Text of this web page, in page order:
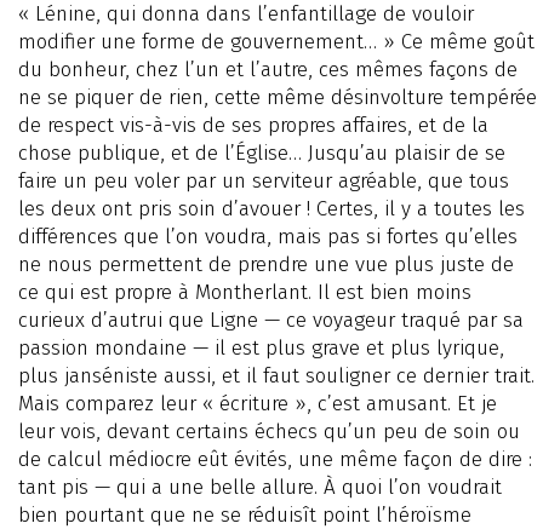
« Lénine, qui donna dans l’enfantillage de vouloir
modifier une forme de gouvernement… » Ce même goût
du bonheur, chez l’un et l’autre, ces mêmes façons de
ne se piquer de rien, cette même désinvolture tempérée
de respect vis-à-vis de ses propres affaires, et de la
chose publique, et de l’Église… Jusqu’au plaisir de se
faire un peu voler par un serviteur agréable, que tous
les deux ont pris soin d’avouer ! Certes, il y a toutes les
différences que l’on voudra, mais pas si fortes qu’elles
ne nous permettent de prendre une vue plus juste de
ce qui est propre à Montherlant. Il est bien moins
curieux d’autrui que Ligne — ce voyageur traqué par sa
passion mondaine — il est plus grave et plus lyrique,
plus janséniste aussi, et il faut souligner ce dernier trait.
Mais comparez leur « écriture », c’est amusant. Et je
leur vois, devant certains échecs qu’un peu de soin ou
de calcul médiocre eût évités, une même façon de dire :
tant pis — qui a une belle allure. À quoi l’on voudrait
bien pourtant que ne se réduisît point l’héroïsme